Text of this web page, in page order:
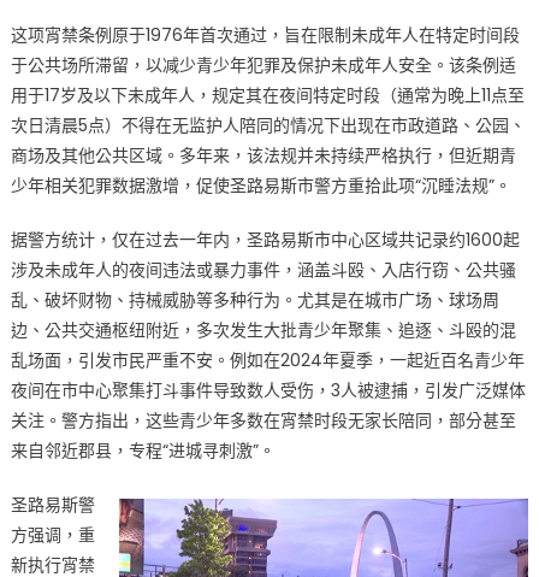
下
圣
路
易
斯
市
急
但
不
得
不
为”
重
启
上
纪
青
少
这项宵禁条例原于1976年首次通过，旨在限制未成年人在特定时间段
于公共场所滞留，以减少青少年犯罪及保护未成年人安全。该条例适
用于17岁及以下未成年人，规定其在夜间特定时段（通常为晚上11点至
次日清晨5点）不得在无监护人陪同的情况下出现在市政道路、公园、
商场及其他公共区域。多年来，该法规并未持续严格执行，但近期青
少年相关犯罪数据激增，促使圣路易斯市警方重拾此项“沉睡法规”。
据警方统计，仅在过去一年内，圣路易斯市中心区域共记录约1600起
涉及未成年人的夜间违法或暴力事件，涵盖斗殴、入店行窃、公共骚
乱、破坏财物、持械威胁等多种行为。尤其是在城市广场、球场周
边、公共交通枢纽附近，多次发生大批青少年聚集、追逐、斗殴的混
乱场面，引发市民严重不安。例如在2024年夏季，一起近百名青少年
夜间在市中心聚集打斗事件导致数人受伤，3人被逮捕，引发广泛媒体
关注。警方指出，这些青少年多数在宵禁时段无家长陪同，部分甚至
来自邻近郡县，专程“进城寻刺激”。
圣路易斯警
方强调，重
新执行宵禁